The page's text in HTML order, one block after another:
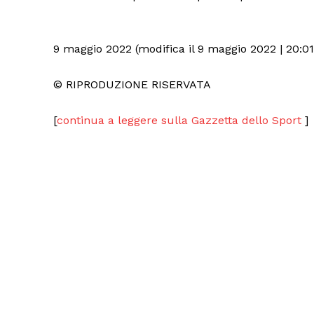
9 maggio 2022 (modifica il 9 maggio 2022 |
© RIPRODUZIONE RISERVATA
[continua a leggere sulla Gazzetta dello Sport ]